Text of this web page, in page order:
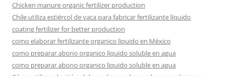
Chicken manure organic fertilizer production
Chile utiliza estiércol de vaca para fabricar fertilizante líquido
coating fertilizer for better production
como elaborar fertilizante organico liquido en México
como preparar abono organico liquido soluble en agua
como preparar abono organico liquido soluble en agua